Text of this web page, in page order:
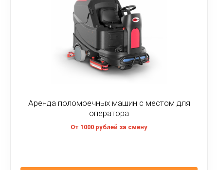
Аренда поломоечных машин с местом для
оператора
От 1000 рублей за смену